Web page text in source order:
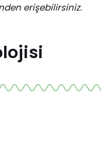
erişebilirsiniz.